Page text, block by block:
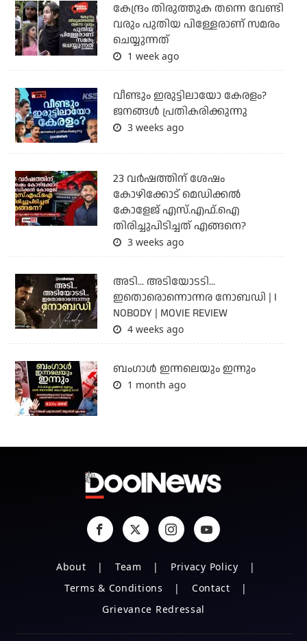
കേന്ദ്രം തിരുത്തുക തന്നെ വേണ്ടി
വരും പുതിയ പിള്ളേരാണ് സമരം
ചെയ്യുന്നത്
1 week ago
വീണ്ടും ഇരുട്ടിലായോ കേരളം?
ജനങ്ങൾ പ്രതികരിക്കുന്നു
3 weeks ago
23 വർഷത്തിന് ശേഷം
കോഴിക്കോട് മെഡിക്കൽ
കോളേജ് എസ്.എഫ്.ഐ
തിരിച്ചുപിടിച്ചത് എങ്ങനെ?
3 weeks ago
അടി... അടിയോടടി...
ഇതൊരൊന്നൊന്നര നോബഡി | I
NOBODY | MOVIE REVIEW
4 weeks ago
ബംഗാള്‍ ഇന്നലെയും ഇന്നും
1 month ago
About Team
Privacy Policy
Terms & Conditions
Contact
Grievance Redressal